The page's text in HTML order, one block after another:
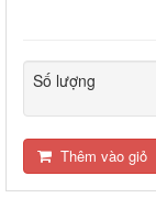
Số lượng
Thêm vào giỏ